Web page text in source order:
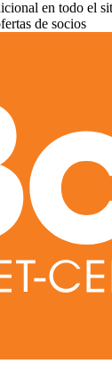
en todo el
de socios